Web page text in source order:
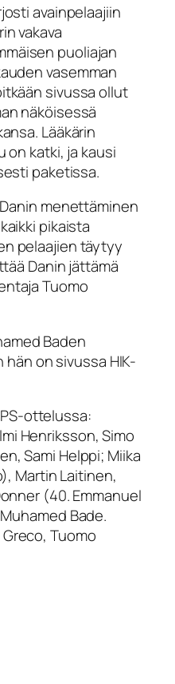
avainpelaajiin
vakava
puoliajan
vasemman
sivussa ollut
näköisessä
Lääkärin
on katki, ja kausi
paketissa.
menettäminen
pikaista
pelaajien täytyy
Danin jättämä
Tuomo
Baden
on sivussa HIK-
ottelussa:
Henriksson, Simo
Sami Helppi; Miika
Martin Laitinen,
(40. Emmanuel
Bade.
Tuomo